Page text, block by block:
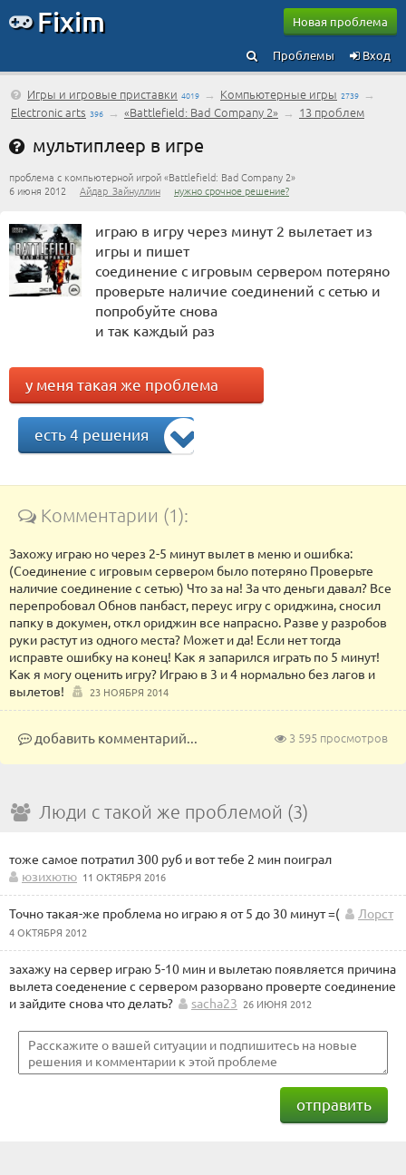
Fixim Новая проблема
Вход
Проблемы
Игры и игровые приставки 4019 → Компьютерные игры 2739 →
Electronic arts 396 → «Battlefield: Bad Company 2» → 13 проблем
мультиплеер в игре
проблема с компьютерной игрой «Battlefield: Bad Company 2»
6 июня 2012 Айдар_Зайнуллин нужно срочное решение?
играю в игру через минут 2 вылетает из
игры и пишет
соединение с игровым сервером потеряно
проверьте наличие соединений с сетью и
попробуйте снова
и так каждый раз
у меня такая же проблема
есть 4 решения
Комментарии (1):
Захожу играю но через 2-5 минут вылет в меню и ошибка:
(Соединение с игровым сервером было потеряно Проверьте
наличие соединение с сетью) Что за на! За что деньги давал? Все
перепробовал Обнов панбаст, переус игру с ориджина, сносил
папку в докумен, откл ориджин все напрасно. Разве у разробов
руки растут из одного места? Может и да! Если нет тогда
исправте ошибку на конец! Как я запарился играть по 5 минут!
Как я могу оценить игру? Играю в 3 и 4 нормально без лагов и
вылетов!
23 НОЯБРЯ 2014
3 595 просмотров
добавить комментарий...
Люди с такой же проблемой (3)
тоже самое потратил 300 руб и вот тебе 2 мин поиграл
юзихютю 11 ОКТЯБРЯ 2016
Точно такая-же проблема но играю я от 5 до 30 минут =( Лорст
4 ОКТЯБРЯ 2012
захажу на сервер играю 5-10 мин и вылетаю появляется причина
вылета соеденение с сервером разорвано проверте соединение
и зайдите снова что делать?
sacha23 26 ИЮНЯ 2012
отправить